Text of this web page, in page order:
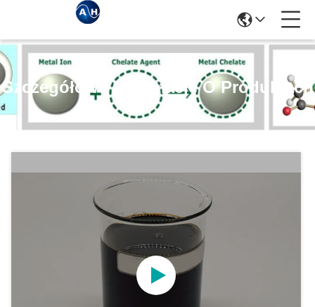
Szczegółowe Informacje O Produktach